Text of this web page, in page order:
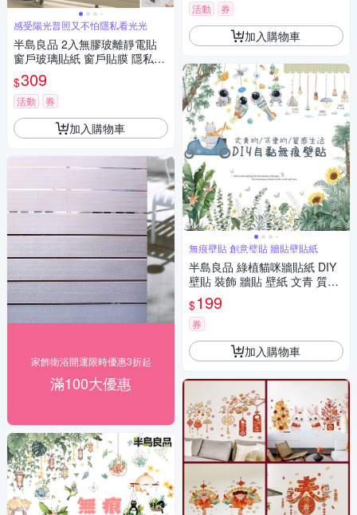
感受陽光普照又不怕隱私看光光
半島良品 2入無膠玻離靜電貼
窗戶玻璃貼紙 窗戶貼膜 隱私貼
窗戶貼紙 彩色 45X200
$309
活動 券
加入購物車
家飾衛浴開運限時優惠3折起
滿100大優惠
活動 券
加入購物車
無痕壁貼 創意璧貼 牆貼壁貼紙
半島良品 綠植貓咪牆貼紙 DIY
壁貼 裝飾 牆貼 壁紙 文青 質感
清新牆貼 植物壁貼 太空 宇宙
背景貼畫
$199
券
加入購物車